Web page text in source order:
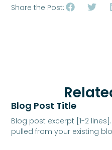
Share the Post:
Blog Post Title
Blog post excerpt [1-2
pulled from your existing